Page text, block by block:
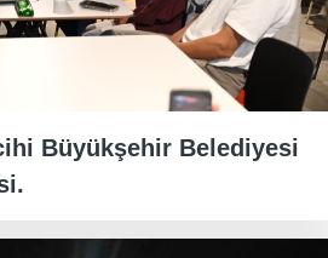
Büyükşehir Belediyesi